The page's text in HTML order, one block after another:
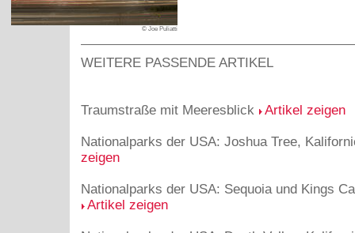
© Joe Puliatti
WEITERE PASSENDE ARTIKEL
Traumstraße mit Meeresblick Artikel zeigen
Nationalparks der USA: Joshua Tree,
zeigen
Nationalparks der USA: Sequoia und Kings
Artikel zeigen